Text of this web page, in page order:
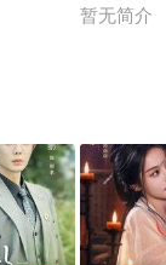
暂无简介